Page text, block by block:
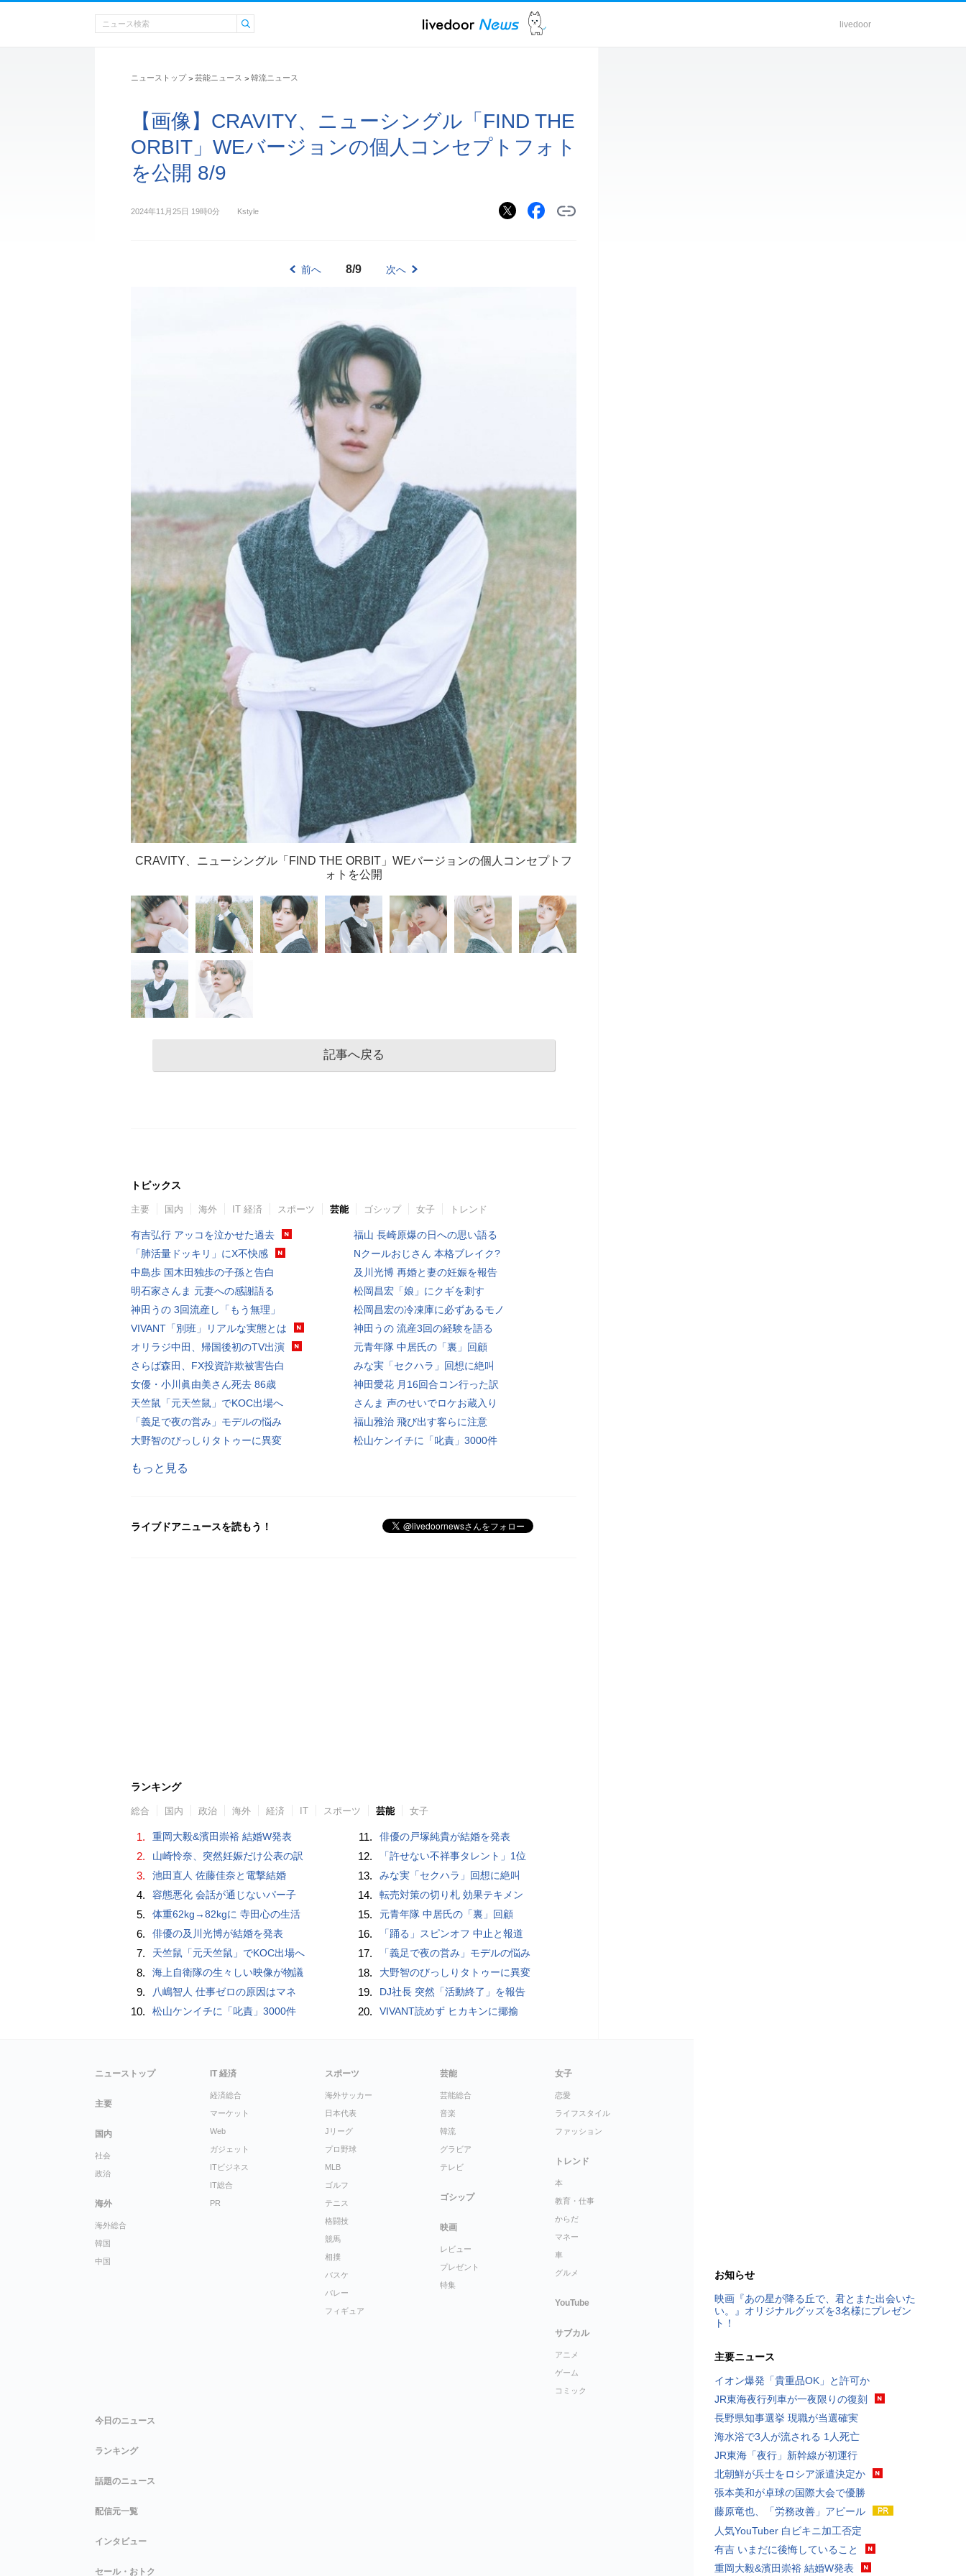
livedoor
ニューストップ > 芸能ニュース > 韓流ニュース
【画像】CRAVITY、ニューシングル「FIND THE
ORBIT」WEバージョンの個人コンセプトフォト
を公開 8/9
2024年11月25日 19時0分 Kstyle
前へ 8/9 次へ
CRAVITY、ニューシングル「FIND THE ORBIT」WEバージョンの個人コンセプトフ
ォトを公開
記事へ戻る
トピックス
主要 国内 海外 IT 経済 スポーツ 芸能 ゴシップ 女子 トレンド
有吉弘行 アッコを泣かせた過去
「肺活量ドッキリ」にX不快感
中島歩 国木田独歩の子孫と告白
明石家さんま 元妻への感謝語る
神田うの 3回流産し「もう無理」
VIVANT「別班」リアルな実態とは
オリラジ中田、帰国後初のTV出演
さらば森田、FX投資詐欺被害告白
女優・小川眞由美さん死去 86歳
天竺鼠「元天竺鼠」でKOC出場へ
「義足で夜の営み」モデルの悩み
大野智のびっしりタトゥーに異変
福山 長崎原爆の日への思い語る
Nクールおじさん 本格ブレイク?
及川光博 再婚と妻の妊娠を報告
松岡昌宏「娘」にクギを刺す
松岡昌宏の冷凍庫に必ずあるモノ
神田うの 流産3回の経験を語る
元青年隊 中居氏の「裏」回顧
みな実「セクハラ」回想に絶叫
神田愛花 月16回合コン行った訳
さんま 声のせいでロケお蔵入り
福山雅治 飛び出す客らに注意
松山ケンイチに「叱責」3000件
もっと見る
ライブドアニュースを読もう！
ランキング
総合 国内 政治 海外 経済 IT スポーツ 芸能 女子
1. 重岡大毅&濱田崇裕 結婚W発表
2. 山崎怜奈、突然妊娠だけ公表の訳
3. 池田直人 佐藤佳奈と電撃結婚
4. 容態悪化 会話が通じないパー子
5. 体重62kg→82kgに 寺田心の生活
6. 俳優の及川光博が結婚を発表
7. 天竺鼠「元天竺鼠」でKOC出場へ
8. 海上自衛隊の生々しい映像が物議
9. 八嶋智人 仕事ゼロの原因はマネ
10. 松山ケンイチに「叱責」3000件
11. 俳優の戸塚純貴が結婚を発表
12. 「許せない不祥事タレント」1位
13. みな実「セクハラ」回想に絶叫
14. 転売対策の切り札 効果テキメン
15. 元青年隊 中居氏の「裏」回顧
16. 「踊る」スピンオフ 中止と報道
17. 「義足で夜の営み」モデルの悩み
18. 大野智のびっしりタトゥーに異変
19. DJ社長 突然「活動終了」を報告
20. VIVANT読めず ヒカキンに揶揄
お知らせ
映画『あの星が降る丘で、君とまた出会いた
い。』オリジナルグッズを3名様にプレゼン
ト！
主要ニュース
イオン爆発「貴重品OK」と許可か
JR東海夜行列車が一夜限りの復刻
長野県知事選挙 現職が当選確実
海水浴で3人が流される 1人死亡
JR東海「夜行」新幹線が初運行
北朝鮮が兵士をロシア派遣決定か
張本美和が卓球の国際大会で優勝
藤原竜也、「労務改善」アピール
人気YouTuber 白ビキニ加工否定
有吉 いまだに後悔していること
重岡大毅&濱田崇裕 結婚W発表
ニューストップ
主要
国内
社会
政治
海外
海外総合
韓国
中国
IT 経済
経済総合
マーケット
Web
ガジェット
ITビジネス
IT総合
PR
スポーツ
海外サッカー
日本代表
Jリーグ
プロ野球
MLB
ゴルフ
テニス
格闘技
競馬
相撲
バスケ
バレー
フィギュア
芸能
芸能総合
音楽
韓流
グラビア
テレビ
ゴシップ
映画
レビュー
プレゼント
特集
女子
恋愛
ライフスタイル
ファッション
トレンド
本
教育・仕事
からだ
マネー
車
グルメ
YouTube
サブカル
アニメ
ゲーム
コミック
今日のニュース
ランキング
話題のニュース
配信元一覧
インタビュー
セール・おトク